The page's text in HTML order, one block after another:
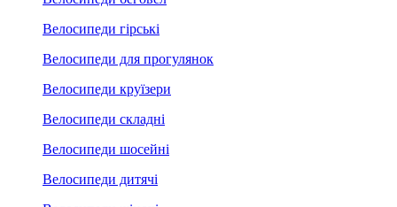
Велосипеди гірські
Велосипеди для прогулянок
Велосипеди круїзери
Велосипеди складні
Велосипеди шосейні
Велосипеди дитячі